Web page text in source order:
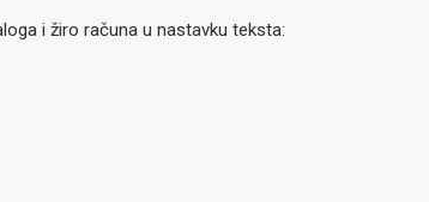
i žiro računa u nastavku teksta: